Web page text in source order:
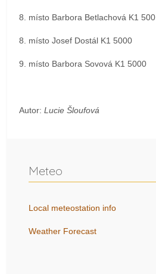
8. místo Barbora Betlachová K1 500
8. místo Josef Dostál K1 5000
9. místo Barbora Sovová K1 5000
Autor: Lucie Šloufová
Meteo
Local meteostation info
Weather Forecast